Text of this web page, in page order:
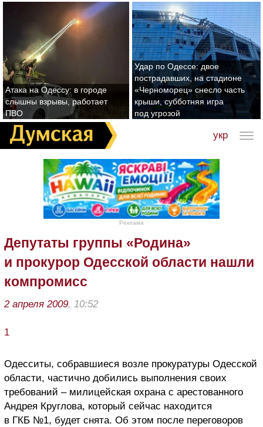
Атака на Одессу: в городе
слышны взрывы, работает
ПВО
Удар по Одессе: двое
пострадавших, на стадионе
«Черноморец» снесло часть
крыши, субботняя игра
под угрозой
укр
Реклама
Депутаты группы «Родина»
и прокурор Одесской области нашли
компромисс
2 апреля 2009, 10:52
1
Одесситы, собравшиеся возле прокуратуры Одесской
области, частично добились выполнения своих
требований – милицейская охрана с арестованного
Андрея Круглова, который сейчас находится
в ГКБ №1, будет снята. Об этом после переговоров